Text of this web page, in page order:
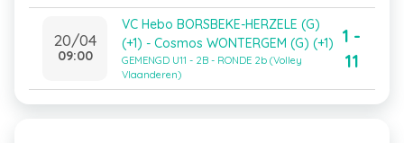
20/04
09:00
VC Hebo BORSBEKE-HERZELE (G)
(+1) - Cosmos WONTERGEM (G) (+1)
GEMENGD U11 - 2B - RONDE 2b (Volley
Vlaanderen)
1 -
11